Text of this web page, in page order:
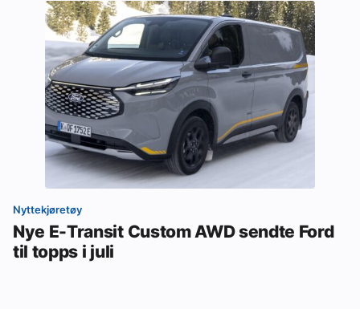
Nyttekjøretøy
Nye E-Transit Custom AWD sendte Ford
til topps i juli